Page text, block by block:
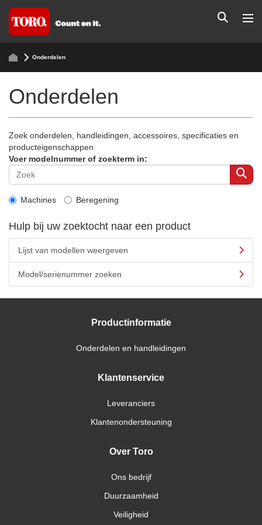
Onderdelen
Onderdelen
Zoek onderdelen, handleidingen, accessoires, specificaties en
producteigenschappen
Voer modelnummer of zoekterm in:
Machines Beregening
Hulp bij uw zoektocht naar een product
Lijst van modellen weergeven
Model/serienummer zoeken
Productinformatie
Onderdelen en handleidingen
Klantenservice
Leveranciers
Klantenondersteuning
Over Toro
Ons bedrijf
Duurzaamheid
Veiligheid